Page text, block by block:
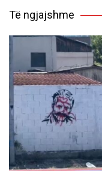
Të ngjajshme